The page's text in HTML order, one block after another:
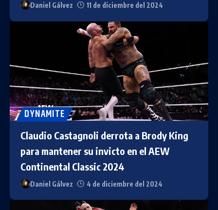
Daniel Gálvez 11 de diciembre del 2024
DYNAMITE
Claudio Castagnoli derrota a Brody King
para mantener su invicto en el AEW
Continental Classic 2024
Daniel Gálvez 4 de diciembre del 2024